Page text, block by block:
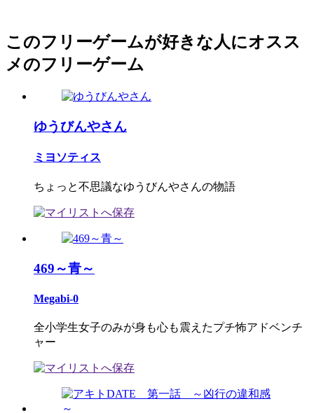
このフリーゲームが好きな人にオスス
メのフリーゲーム
ゆうびんやさん
ミヨソティス
ちょっと不思議なゆうびんやさんの物語
469～青～
Megabi-0
全小学生女子のみが身も心も震えたプチ怖アドベンチ
ャー